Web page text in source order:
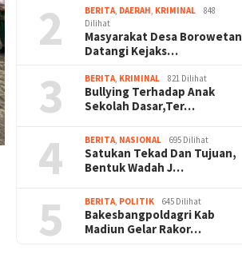
2 BERITA, DAERAH, KRIMINAL
848
Dilihat
Masyarakat Desa Borowetan
Datangi Kejaks…
3 BERITA, KRIMINAL 821 Dilihat
Bullying Terhadap Anak
Sekolah Dasar,Ter…
4 BERITA, NASIONAL 695 Dilihat
Satukan Tekad Dan Tujuan,
Bentuk Wadah J…
5 BERITA, POLITIK 645 Dilihat
Bakesbangpoldagri Kab
Madiun Gelar Rakor…